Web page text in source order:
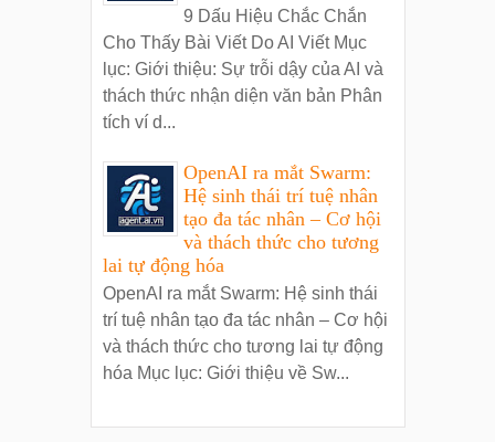
9 Dấu Hiệu Chắc Chắn
Cho Thấy Bài Viết Do AI Viết Mục
lục: Giới thiệu: Sự trỗi dậy của AI và
thách thức nhận diện văn bản Phân
tích ví d...
OpenAI ra mắt Swarm:
Hệ sinh thái trí tuệ nhân
tạo đa tác nhân – Cơ hội
và thách thức cho tương
lai tự động hóa
OpenAI ra mắt Swarm: Hệ sinh thái
trí tuệ nhân tạo đa tác nhân – Cơ hội
và thách thức cho tương lai tự động
hóa Mục lục: Giới thiệu về Sw...